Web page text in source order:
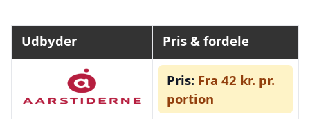
Udbyder Pris & fordele
Pris: Fra 42 kr. pr.
portion